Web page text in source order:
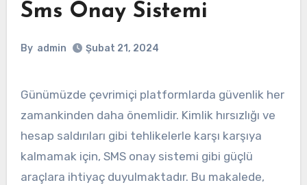
Sms Onay Sistemi
By admin Şubat 21, 2024
Günümüzde çevrimiçi platformlarda güvenlik her
zamankinden daha önemlidir. Kimlik hırsızlığı ve
hesap saldırıları gibi tehlikelerle karşı karşıya
kalmamak için, SMS onay sistemi gibi güçlü
araçlara ihtiyaç duyulmaktadır. Bu makalede,